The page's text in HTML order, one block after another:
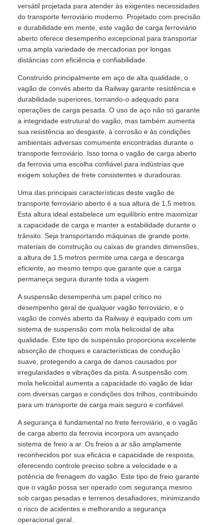
versátil projetada para atender às exigentes necessidades
do transporte ferroviário moderno. Projetado com precisão
e durabilidade em mente, este vagão de carga ferroviário
aberto oferece desempenho excepcional para transportar
uma ampla variedade de mercadorias por longas
distâncias com eficiência e confiabilidade.
Construído principalmente em aço de alta qualidade, o
vagão de convés aberto da Railway garante resistência e
durabilidade superiores, tornando-o adequado para
operações de carga pesada. O uso de aço não só garante
a integridade estrutural do vagão, mas também aumenta
sua resistência ao desgaste, à corrosão e às condições
ambientais adversas comumente encontradas durante o
transporte ferroviário. Isso torna o vagão de carga aberto
da ferrovia uma escolha confiável para indústrias que
exigem soluções de frete consistentes e duradouras.
Uma das principais características deste vagão de
transporte ferroviário aberto é a sua altura de 1,5 metros.
Esta altura ideal estabelece um equilíbrio entre maximizar
a capacidade de carga e manter a estabilidade durante o
trânsito. Seja transportando máquinas de grande porte,
materiais de construção ou caixas de grandes dimensões,
a altura de 1,5 metros permite uma carga e descarga
eficiente, ao mesmo tempo que garante que a carga
permaneça segura durante toda a viagem.
A suspensão desempenha um papel crítico no
desempenho geral de qualquer vagão ferroviário, e o
vagão de convés aberto da Railway é equipado com um
sistema de suspensão com mola helicoidal de alta
qualidade. Este tipo de suspensão proporciona excelente
absorção de choques e características de condução
suave, protegendo a carga de danos causados ​​por
irregularidades e vibrações da pista. A suspensão com
mola helicoidal aumenta a capacidade do vagão de lidar
com diversas cargas e condições dos trilhos, contribuindo
para um transporte de carga mais seguro e confiável.
A segurança é fundamental no frete ferroviário, e o vagão
de carga aberto da ferrovia incorpora um avançado
sistema de freio a ar. Os freios a ar são amplamente
reconhecidos por sua eficácia e capacidade de resposta,
oferecendo controle preciso sobre a velocidade e a
potência de frenagem do vagão. Este tipo de freio garante
que o vagão possa ser operado com segurança mesmo
sob cargas pesadas e terrenos desafiadores, minimizando
o risco de acidentes e melhorando a segurança
operacional geral.